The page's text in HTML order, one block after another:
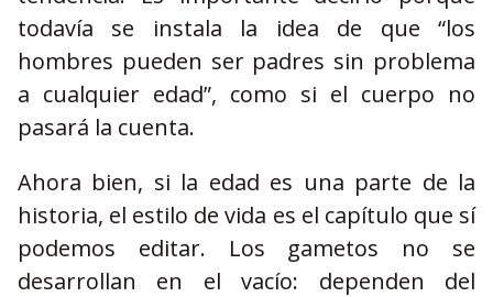
todavía se instala la idea de que “los
hombres pueden ser padres sin problema
a cualquier edad”, como si el cuerpo no
pasará la cuenta.
Ahora bien, si la edad es una parte de la
historia, el estilo de vida es el capítulo que sí
podemos editar. Los gametos no se
desarrollan en el vacío: dependen del